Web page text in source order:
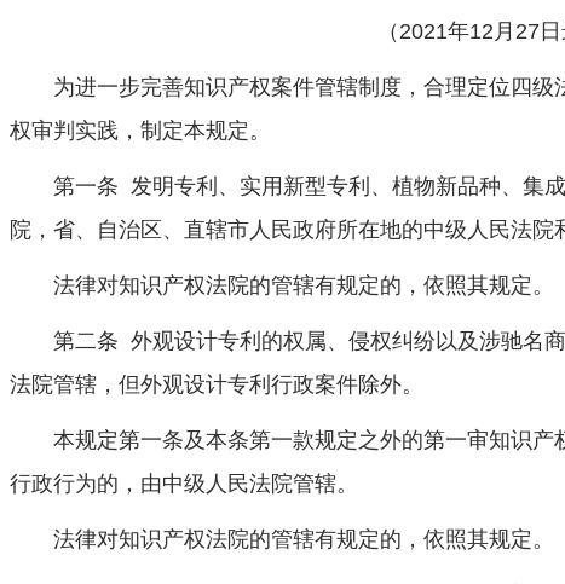
（2021年12月27
为进一步完善知识产权案件管辖制度，合理定位四级
权审判实践，制定本规定。
第一条 发明专利、实用新型专利、植物新品种、集成
院，省、自治区、直辖市人民政府所在地的中级人民法院
法律对知识产权法院的管辖有规定的，依照其规定。
第二条 外观设计专利的权属、侵权纠纷以及涉驰名商
法院管辖，但外观设计专利行政案件除外。
本规定第一条及本条第一款规定之外的第一审知识产
行政行为的，由中级人民法院管辖。
法律对知识产权法院的管辖有规定的，依照其规定。